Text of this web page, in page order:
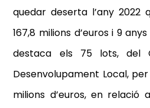
quedar deserta l’any
167,8 milions d’euros i 9
destaca els 75 lots, del
Desenvolupament Local,
milions d’euros, en relació